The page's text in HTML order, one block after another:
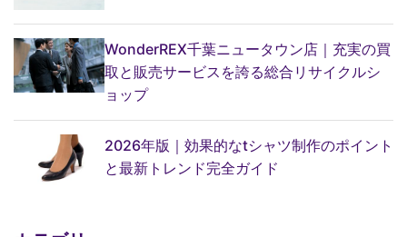
WonderREX千葉ニュータウン店｜充実の買
取と販売サービスを誇る総合リサイクルシ
ョップ
2026年版｜効果的なtシャツ制作のポイント
と最新トレンド完全ガイド